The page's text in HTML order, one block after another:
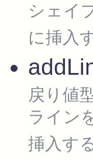
シェイ
に挿入
戻り値
ライン
挿入する